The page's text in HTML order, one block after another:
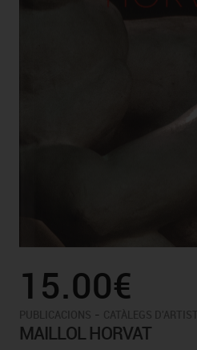
15.00€
-
MAILLOL HORVAT